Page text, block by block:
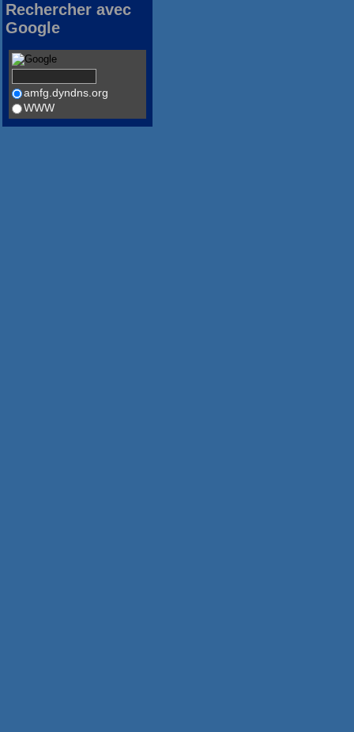
Rechercher avec
Google
amfg.dyndns.org
WWW